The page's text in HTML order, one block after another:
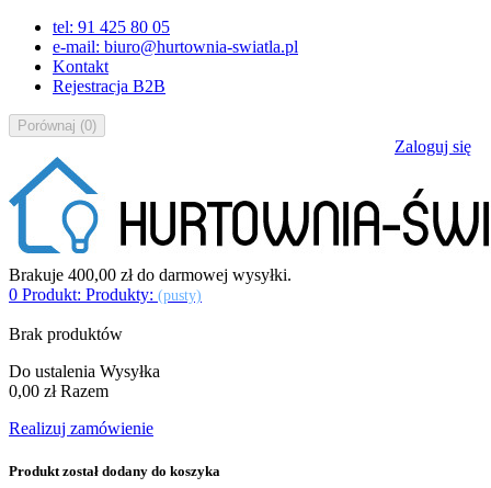
tel: 91 425 80 05
e-mail: biuro@hurtownia-swiatla.pl
Kontakt
Rejestracja B2B
Porównaj (0)
Zaloguj się
Brakuje 400,00 złdo darmowej wysyłki.
0 Produkt: Produkty: (pusty)
Brak produktów
Do ustalenia Wysyłka
0,00 zł Razem
Realizuj zamówienie
Produkt został dodany do koszyka